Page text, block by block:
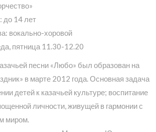
до 14 лет
вокально-хоровой
пятница 11.30-12.20
песни «Любо» был образован на
в марте 2012 года. Основная задача
детей к казачьей культуре; воспитание
личности, живущей в гармонии с
миром.